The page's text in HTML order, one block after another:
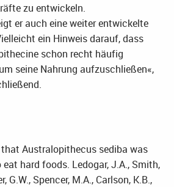
zu entwickeln.
er auch eine weiter entwickelte
ein Hinweis darauf, dass
schon recht häufig
seine Nahrung aufzuschließen«,
Australopithecus sediba was
hard foods. Ledogar, J.A., Smith,
G.W., Spencer, M.A., Carlson, K.B.,